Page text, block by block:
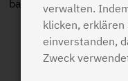
barrierefrei gestaltet.
verwalten.
klicken, erklären
einverstanden,
Zweck